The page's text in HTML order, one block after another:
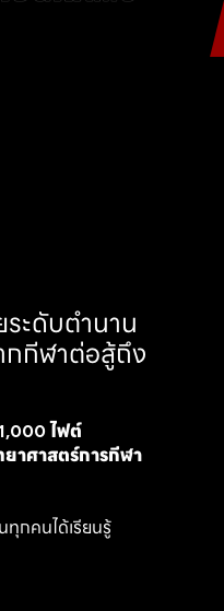
ะดับตำนาน
กกีฬาต่อสู้ถึง
ไฟต์
ยาศาสตร์การกีฬา
กคนได้เรียนรู้